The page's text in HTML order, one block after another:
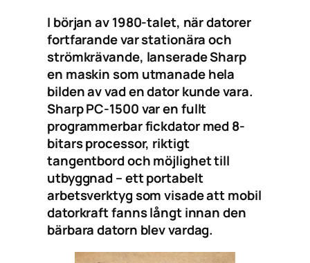
I början av 1980-talet, när datorer
fortfarande var stationära och
strömkrävande, lanserade Sharp
en maskin som utmanade hela
bilden av vad en dator kunde vara.
Sharp PC-1500 var en fullt
programmerbar fickdator med 8-
bitars processor, riktigt
tangentbord och möjlighet till
utbyggnad – ett portabelt
arbetsverktyg som visade att mobil
datorkraft fanns långt innan den
bärbara datorn blev vardag.